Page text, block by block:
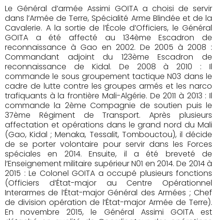
Le Général d’armée Assimi GOITA a choisi de servir
dans l’Armée de Terre, Spécialité Arme Blindée et de la
Cavalerie. A la sortie de l’École d’Officiers, le Général
GOITA a été affecté au 134ème Escadron de
reconnaissance à Gao en 2002. De 2005 à 2008 :
Commandant adjoint du 123ème Escadron de
reconnaissance de Kidal. De 2008 à 2010 : Il
commande le sous groupement tactique N03 dans le
cadre de lutte contre les groupes armés et les narco
trafiquants à la frontière Mali-Algérie. De 2011 à 2013 : Il
commande la 2ème Compagnie de soutien puis le
37ème Régiment de Transport. Après plusieurs
affectation et opérations dans le grand nord du Mali
(Gao, Kidal ; Menaka, Tessalit, Tombouctou), il décide
de se porter volontaire pour servir dans les Forces
spéciales en 2014. Ensuite, il a été breveté de
l’Enseignement militaire supérieur N01 en 2014. De 2014 à
2015 : Le Colonel GOITA a occupé plusieurs fonctions
(Officiers d’État-major au Centre Opérationnel
Interarmes de l’État-major Général des Armées ; Chef
de division opération de l’État-major Armée de Terre).
En novembre 2015, le Général Assimi GOITA est